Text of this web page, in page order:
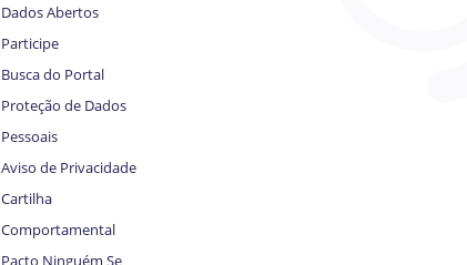
Dados Abertos
Participe
Busca do Portal
Proteção de Dados
Pessoais
Aviso de Privacidade
Cartilha
Comportamental